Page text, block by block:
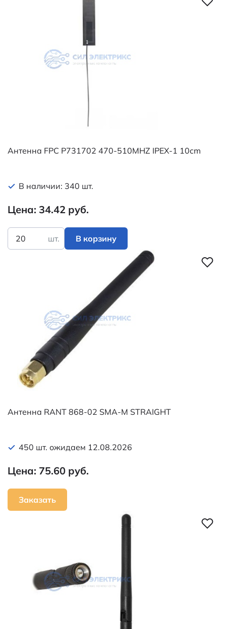
Антенна FPC P731702 470-510MHZ IPEX-1 10cm
В наличии: 340 шт.
Цена: 34.42 руб.
шт. В корзину
Антенна RANT 868-02 SMA-M STRAIGHT
450 шт. ожидаем 12.08.2026
Цена: 75.60 руб.
Заказать